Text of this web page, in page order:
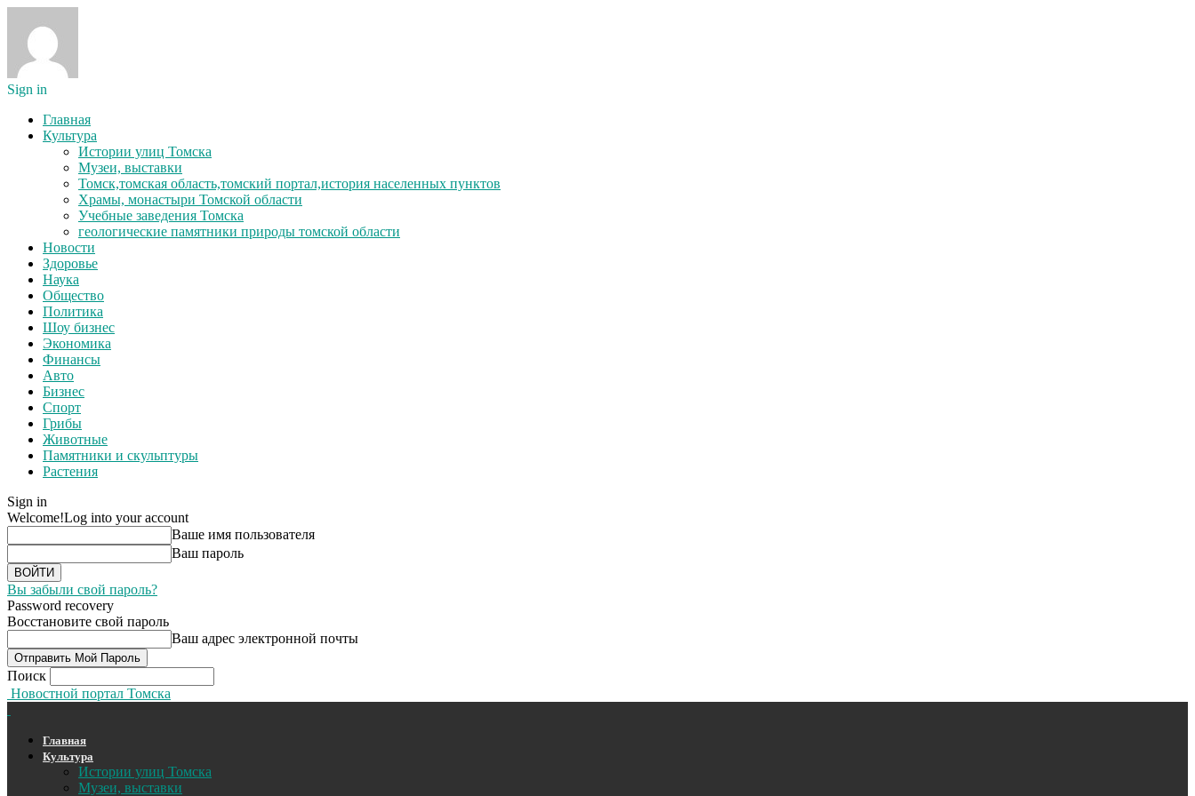
Sign in
Главная
Культура
Истории улиц Томска
Музеи, выставки
Томск,томская область,томский портал,история населенных пунктов
Храмы, монастыри Томской области
Учебные заведения Томска
геологические памятники природы томской области
Новости
Здоровье
Наука
Общество
Политика
Шоу бизнес
Экономика
Финансы
Авто
Бизнес
Спорт
Грибы
Животные
Памятники и скульптуры
Растения
Sign in
Welcome!Log into your account
Ваше имя пользователя
Ваш пароль
Вы забыли свой пароль?
Password recovery
Восстановите свой пароль
Ваш адрес электронной почты
Поиск
Новостной портал Томска
Главная
Культура
Истории улиц Томска
Музеи, выставки